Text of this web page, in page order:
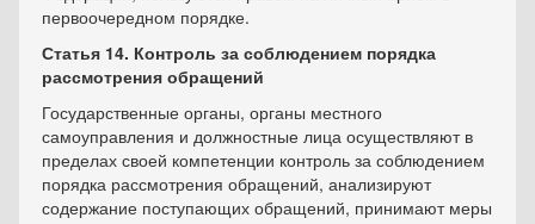
первоочередном порядке.
Статья 14. Контроль за соблюдением порядка
рассмотрения обращений
Государственные органы, органы местного
самоуправления и должностные лица осуществляют в
пределах своей компетенции контроль за соблюдением
порядка рассмотрения обращений, анализируют
содержание поступающих обращений, принимают меры